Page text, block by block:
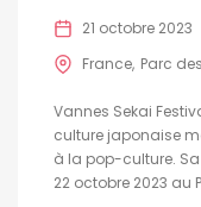
21 octobre 2023
France Parc
Vannes Sekai
culture japonaise
à la pop-culture.
22 octobre 2023 au